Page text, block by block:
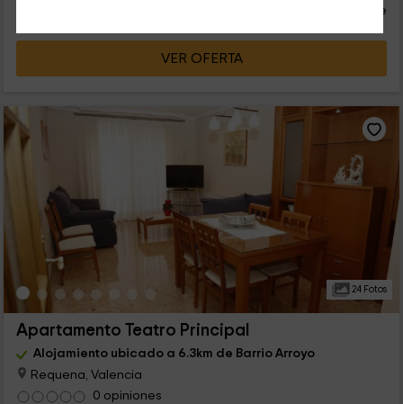
persona y noche
VER OFERTA
24 Fotos
Apartamento Teatro Principal
Alojamiento ubicado a 6.3km de Barrio Arroyo
Requena, Valencia
0 opiniones